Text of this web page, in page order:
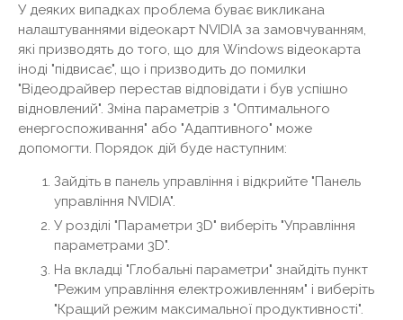
У деяких випадках проблема буває викликана
налаштуваннями відеокарт NVIDIA за замовчуванням,
які призводять до того, що для Windows відеокарта
іноді "підвисає", що і призводить до помилки
"Відеодрайвер перестав відповідати і був успішно
відновлений". Зміна параметрів з "Оптимального
енергоспоживання" або "Адаптивного" може
допомогти. Порядок дій буде наступним:
Зайдіть в панель управління і відкрийте "Панель
управління NVIDIA".
У розділі "Параметри 3D" виберіть "Управління
параметрами 3D".
На вкладці "Глобальні параметри" знайдіть пункт
"Режим управління електроживленням" і виберіть
"Кращий режим максимальної продуктивності".